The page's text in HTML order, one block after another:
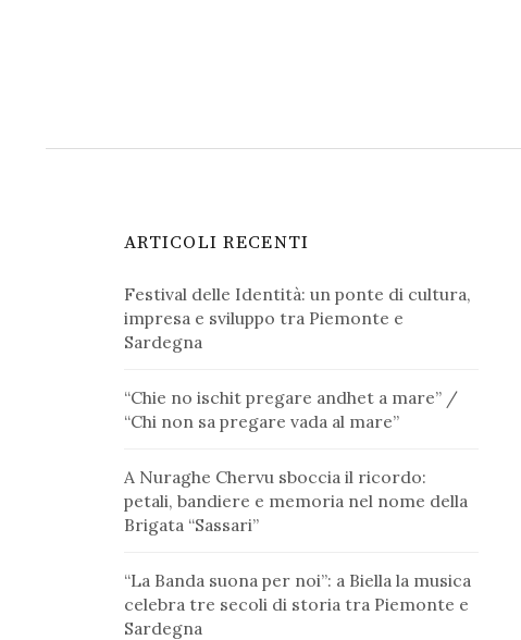
ARTICOLI RECENTI
Festival delle Identità: un ponte di cultura,
impresa e sviluppo tra Piemonte e
Sardegna
“Chie no ischit pregare andhet a mare” /
“Chi non sa pregare vada al mare”
A Nuraghe Chervu sboccia il ricordo:
petali, bandiere e memoria nel nome della
Brigata “Sassari”
“La Banda suona per noi”: a Biella la musica
celebra tre secoli di storia tra Piemonte e
Sardegna